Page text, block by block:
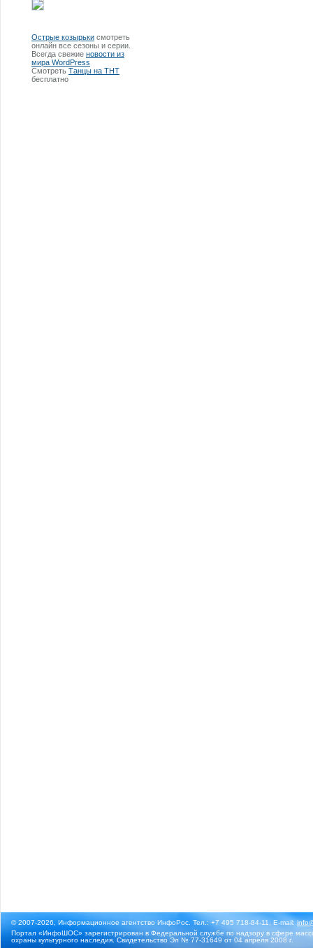
Острые козырьки смотреть
онлайн все сезоны и серии.
Всегда свежие новости из
мира WordPress
Смотреть Танцы на ТНТ
бесплатно
© 2007-2026, Информационное агентство ИнфоРос. Тел.: +7 495 718-84-11, E-mail:
Портал «ИнфоШОС» зарегистрирован в Федеральной службе по надзору в сфере
охраны культурного наследия. Свидетельство Эл № 77-31649 от 04 апреля 2008 г.